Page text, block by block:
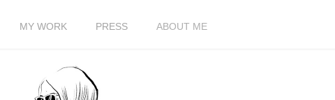
MY WORK PRESS ABOUT ME